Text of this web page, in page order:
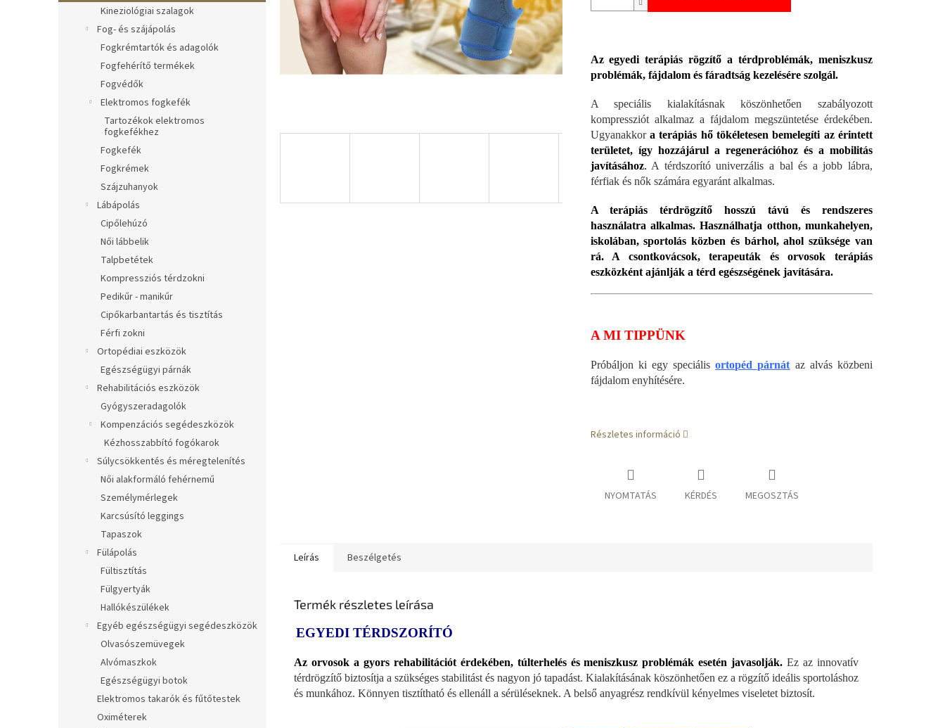
l
Kineziológiai szalagok
Fog- és szájápolás
Fogkrémtartók és adagolók
Fogfehérítő termékek
Fogvédők
Elektromos fogkefék
Tartozékok elektromos
fogkefékhez
Fogkefék
Fogkrémek
Szájzuhanyok
Lábápolás
Cipőlehúzó
Női lábbelik
Talpbetétek
Kompressziós térdzokni
Pedikűr - manikűr
Cipőkarbantartás és tisztítás
Férfi zokni
Ortopédiai eszközök
Egészségügyi párnák
Rehabilitációs eszközök
Gyógyszeradagolók
Kompenzációs segédeszközök
Kézhosszabbító fogókarok
Súlycsökkentés és méregtelenítés
Női alakformáló fehérnemű
Személymérlegek
Karcsúsító leggings
Tapaszok
Fülápolás
Fültisztítás
Fülgyertyák
Hallókészülékek
Egyéb egészségügyi segédeszközök
Olvasószemüvegek
Alvómaszkok
Egészségügyi botok
Elektromos takarók és fűtőtestek
Oximéterek
Az egyedi terápiás rögzítő a térdproblémák, meniszkusz
problémák, fájdalom és fáradtság kezelésére szolgál.
A speciális kialakításnak köszönhetően szabályozott
kompressziót alkalmaz a fájdalom megszüntetése érdekében.
Ugyanakkor a terápiás hő tökéletesen bemelegíti az érintett
területet, így hozzájárul a regenerációhoz és a mobilitás
javításához. A térdszorító univerzális a bal és a jobb lábra,
férfiak és nők számára egyaránt alkalmas.
A terápiás térdrögzítő hosszú távú és rendszeres
használatra alkalmas. Használhatja otthon, munkahelyen,
iskolában, sportolás közben és bárhol, ahol szüksége van
rá. A csontkovácsok, terapeuták és orvosok terápiás
eszközként ajánlják a térd egészségének javítására.
A MI TIPPÜNK
Próbáljon ki egy speciálisortopéd párnátaz alvás közbeni
fájdalom enyhítésére.
Részletes információ
NYOMTATÁS KÉRDÉS MEGOSZTÁS
Leírás Beszélgetés
Termék részletes leírása
EGYEDI TÉRDSZORÍTÓ
Az orvosok a gyors rehabilitációt érdekében, túlterhelés és meniszkusz problémák esetén javasolják. Ez az innovatív
térdrögzítő biztosítja a szükséges stabilitást és nagyon jó tapadást. Kialakításának köszönhetően ez a rögzítő ideális sportoláshoz
és munkához. Könnyen tisztítható és ellenáll a sérüléseknek. A belső anyagrész rendkívül kényelmes viseletet biztosít.